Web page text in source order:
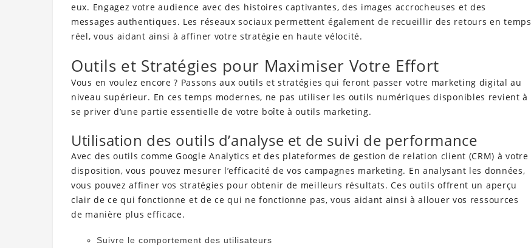
eux. Engagez votre audience avec des histoires captivantes, des images accrocheuses et des
messages authentiques. Les réseaux sociaux permettent également de recueillir des retours en temps
réel, vous aidant ainsi à affiner votre stratégie en haute vélocité.
Outils et Stratégies pour Maximiser Votre Effort
Vous en voulez encore ? Passons aux outils et stratégies qui feront passer votre marketing digital au
niveau supérieur. En ces temps modernes, ne pas utiliser les outils numériques disponibles revient à
se priver d’une partie essentielle de votre boîte à outils marketing.
Utilisation des outils d’analyse et de suivi de performance
Avec des outils comme Google Analytics et des plateformes de gestion de relation client (CRM) à votre
disposition, vous pouvez mesurer l’efficacité de vos campagnes marketing. En analysant les données,
vous pouvez affiner vos stratégies pour obtenir de meilleurs résultats. Ces outils offrent un aperçu
clair de ce qui fonctionne et de ce qui ne fonctionne pas, vous aidant ainsi à allouer vos ressources
de manière plus efficace.
Suivre le comportement des utilisateurs